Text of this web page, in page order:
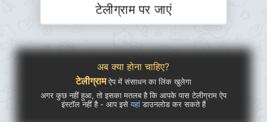
टेलीग्राम पर जाएं
अब क्या होना चाहिए?
टेलीग्रामऐप में संसाधन का लिंक खुलेगा
अगर कुछ नहीं हुआ, तो इसका मतलब है कि आपके पास टेलीग्राम ऐप
इंस्टॉल नहीं है - आप इसेयहांडाउनलोड कर सकते हैं